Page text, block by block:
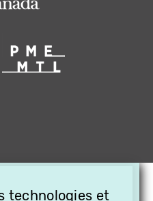
technologies et